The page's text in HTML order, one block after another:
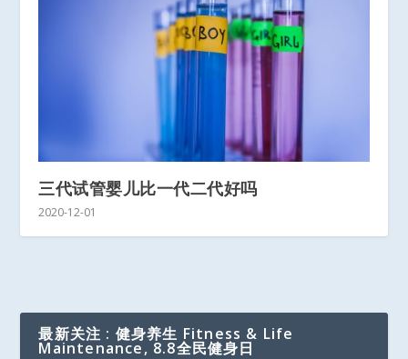
三代试管婴儿比一代二代好吗
2020-12-01
最新关注 : 健身养生 Fitness & Life
Maintenance, 8.8全民健身日